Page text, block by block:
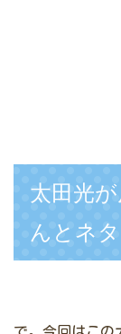
太田光
んとネ
で。今回はこの